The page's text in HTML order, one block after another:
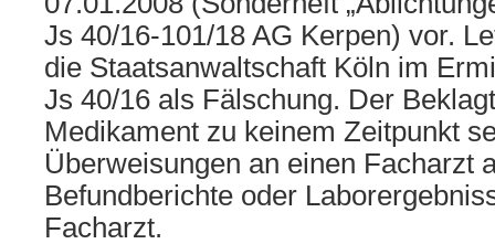
Js 40/16-101/18 AG Kerpen) vor.
die Staatsanwaltschaft Köln im
Js 40/16 als Fälschung. Der
Medikament zu keinem Zeitpunkt
Überweisungen an einen Facharzt
Befundberichte oder
Facharzt.